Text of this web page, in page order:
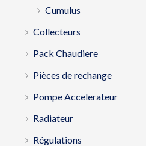
Cumulus
Collecteurs
Pack Chaudiere
Pièces de rechange
Pompe Accelerateur
Radiateur
Régulations